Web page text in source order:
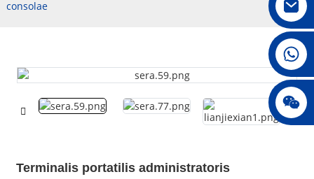
jenny010678
consolae
Terminalis portatilis administratoris